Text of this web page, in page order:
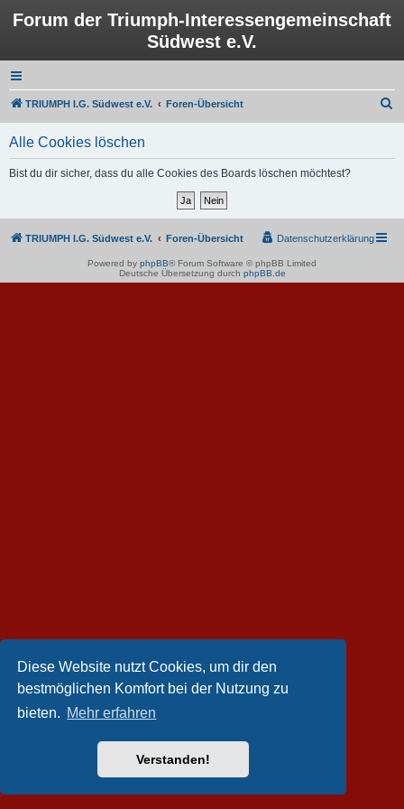
Diese Website nutzt Cookies, um dir den
bestmöglichen Komfort bei der Nutzung zu
bieten. Mehr erfahren
Verstanden!
Forum der Triumph-Interessengemeinschaft
Südwest e.V.
TRIUMPH I.G. Südwest e.V. Foren-Übersicht
u
Alle Cookies löschen
Bist du dir sicher, dass du alle Cookies des Boards löschen möchtest?
TRIUMPH I.G. Südwest e.V. Foren-Übersicht Datenschutzerklärung
Powered by phpBB® Forum Software © phpBB Limited
Deutsche Übersetzung durch phpBB.de